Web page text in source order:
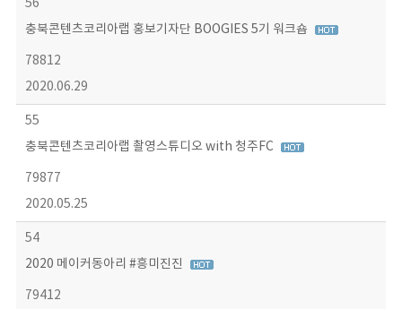
56
충북콘텐츠코리아랩 홍보기자단 BOOGIES 5기 워크숍
78812
2020.06.29
55
충북콘텐츠코리아랩 촬영스튜디오 with 청주FC
79877
2020.05.25
54
2020 메이커동아리 #흥미진진
79412